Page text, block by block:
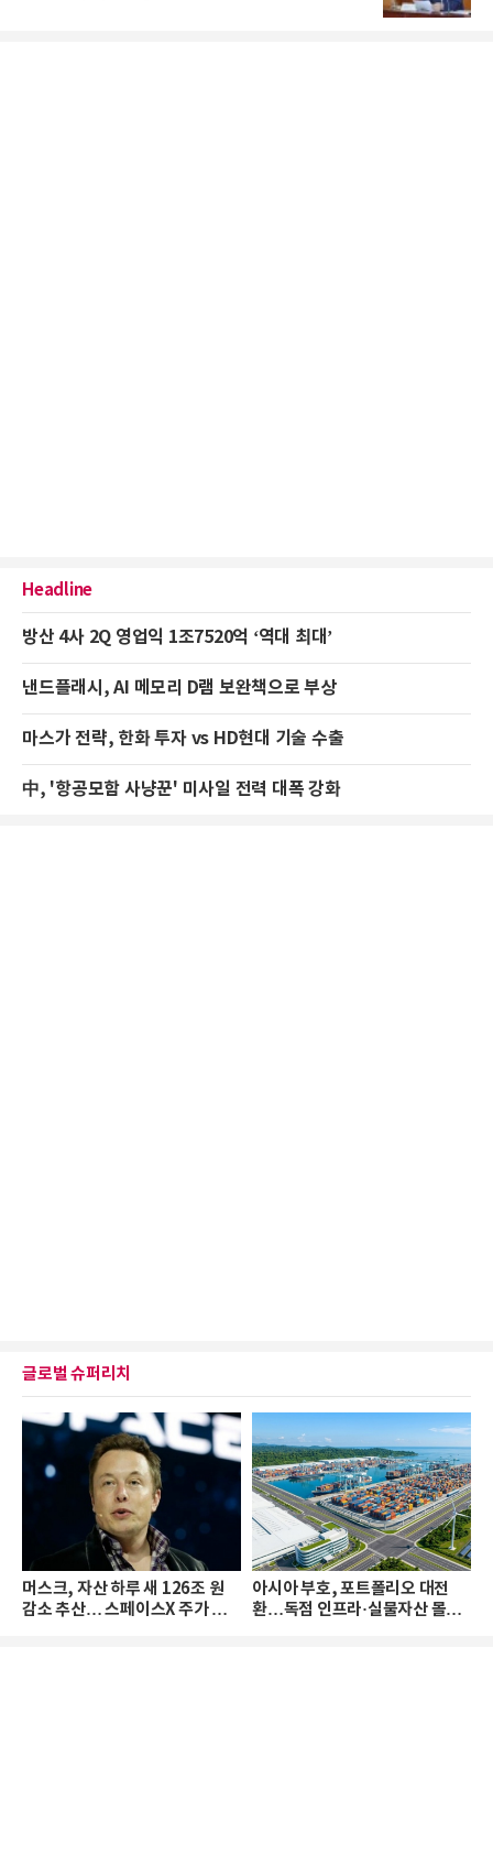
Headline
방산 4사 2Q 영업익 1조7520억 ‘역대 최대’
낸드플래시, AI 메모리 D램 보완책으로 부상
마스가 전략, 한화 투자 vs HD현대 기술 수출
中, '항공모함 사냥꾼' 미사일 전력 대폭 강화
글로벌 슈퍼리치
머스크, 자산 하루 새 126조 원
감소 추산… 스페이스X 주가 하
아시아 부호, 포트폴리오 대전
환…독점 인프라·실물자산 몰린